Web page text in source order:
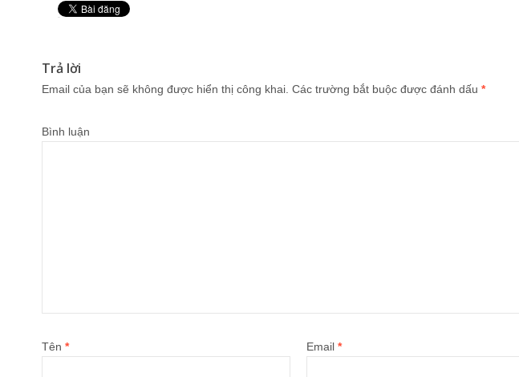
Trả lời
Email của bạn sẽ không được hiển thị công khai. Các trường bắt buộc được đánh dấu *
Bình luận
Tên * Email *